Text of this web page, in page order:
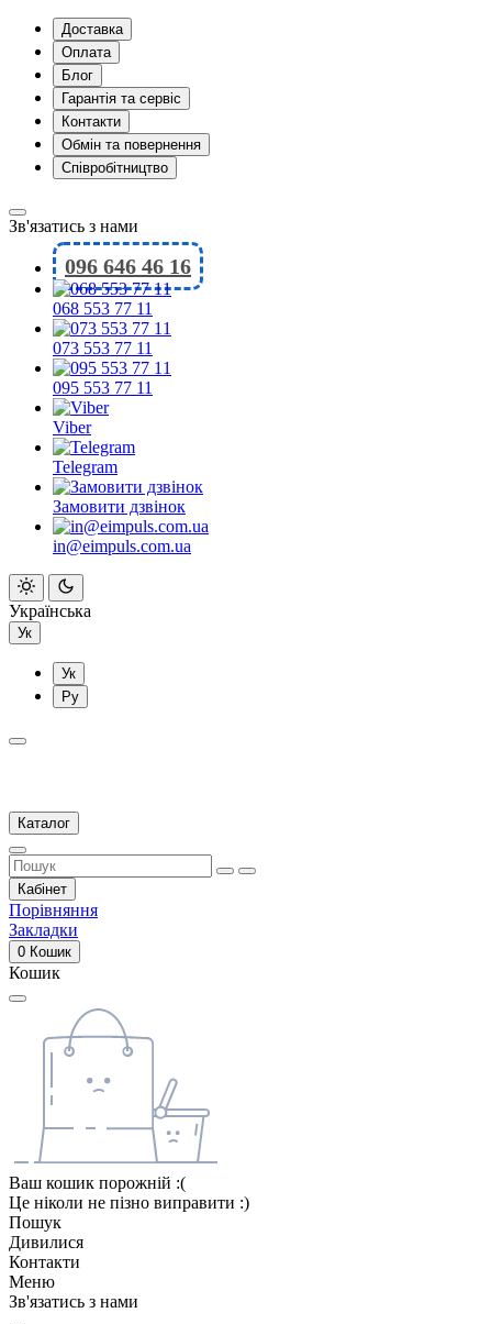
Доставка
Оплата
Блог
Гарантія та сервіс
Контакти
Обмін та повернення
Співробітництво
Зв'язатись з нами
096 646 46 16
068 553 77 11
073 553 77 11
095 553 77 11
Viber
Telegram
Замовити дзвінок
in@eimpuls.com.ua
Українська
Ук
Ук
Ру
Каталог
Кабінет
Порівняння
Закладки
0 Кошик
Кошик
Ваш кошик порожній :(
Це ніколи не пізно виправити :)
Пошук
Дивилися
Контакти
Меню
Зв'язатись з нами